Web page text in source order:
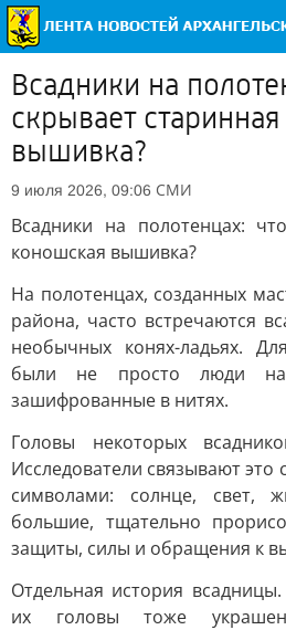
Всадники на
скрывает
вышивка?
9 июля 2026, 09:06 СМИ
Всадники на полотенцах:
коношская вышивка?
На полотенцах, созданных
района, часто встречаются
необычных конях-ладьях.
были не просто люди
зашифрованные в нитях.
Головы некоторых
Исследователи связывают
символами: солнце, свет,
большие, тщательно
защиты, силы и обращения к
Отдельная история
их головы тоже